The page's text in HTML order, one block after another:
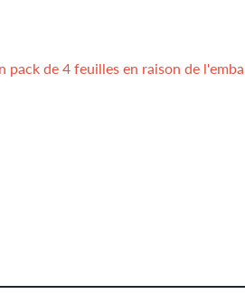
de 4 feuilles en raison de